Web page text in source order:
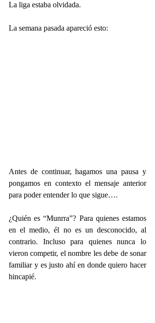
La liga estaba olvidada.
La semana pasada apareció esto:
Antes de continuar, hagamos una pausa y
pongamos en contexto el mensaje anterior
para poder entender lo que sigue….
¿Quién es “Munrra”? Para quienes estamos
en el medio, él no es un desconocido, al
contrario. Incluso para quienes nunca lo
vieron competir, el nombre les debe de sonar
familiar y es justo ahí en donde quiero hacer
hincapié.